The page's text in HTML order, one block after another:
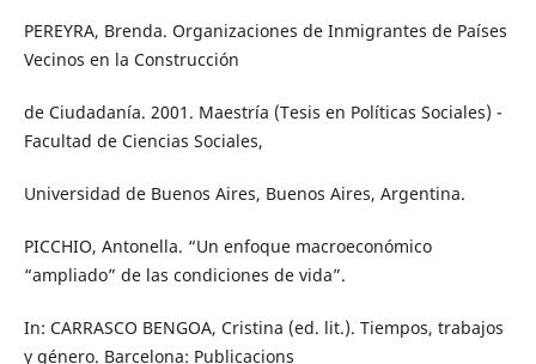
PEREYRA, Brenda. Organizaciones de Inmigrantes de Países
Vecinos en la Construcción
de Ciudadanía. 2001. Maestría (Tesis en Políticas Sociales) -
Facultad de Ciencias Sociales,
Universidad de Buenos Aires, Buenos Aires, Argentina.
PICCHIO, Antonella. “Un enfoque macroeconómico
“ampliado” de las condiciones de vida”.
In: CARRASCO BENGOA, Cristina (ed. lit.). Tiempos, trabajos
y género. Barcelona: Publicacions